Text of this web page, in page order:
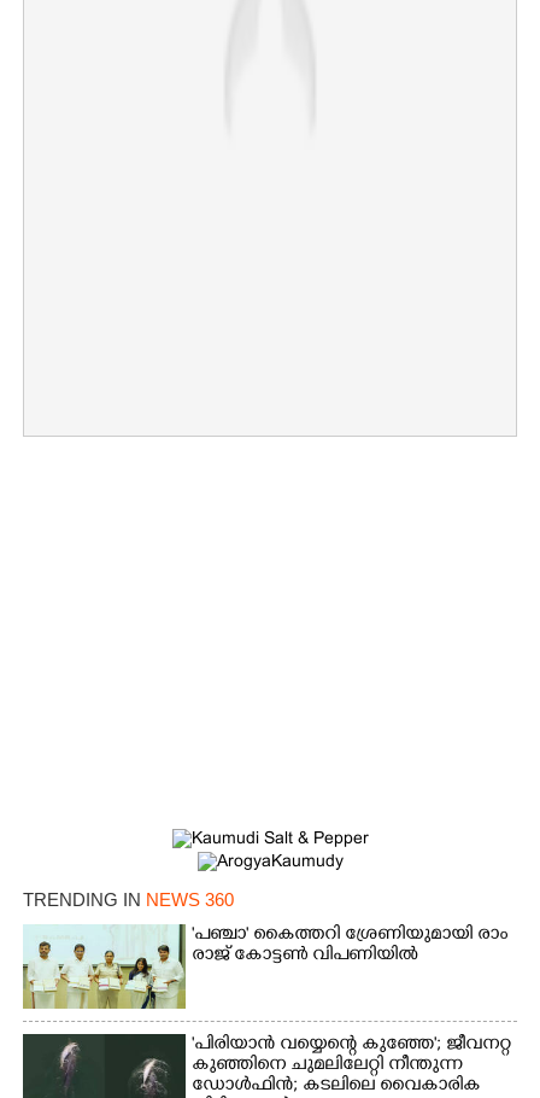
TRENDING IN NEWS 360
'​പ​ഞ്ചാ​'​ ​കൈ​ത്ത​റി​ ​ശ്രേ​ണി​യു​മാ​യി​ ​രാം​
രാ​ജ് ​കോ​ട്ടൺ വിപണിയിൽ
'പിരിയാൻ വയ്യെന്റെ കുഞ്ഞേ'; ജീവനറ്റ
കുഞ്ഞിനെ ചുമലിലേറ്റി നീന്തുന്ന
ഡോൾഫിൻ; കടലിലെ വൈകാരിക